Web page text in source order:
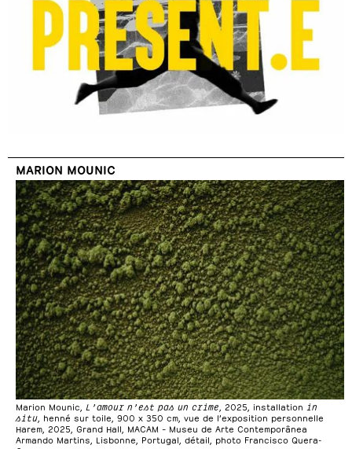
MARION MOUNIC
Marion Mounic, L’amour n’est pas un crime , 2025, installation in
situ , henné sur toile, 900 x 350 cm, vue de l’exposition personnelle
Harem, 2025, Grand Hall, MACAM – Museu de Arte Contemporânea
Armando Martins, Lisbonne, Portugal, détail, photo Francisco Quera-